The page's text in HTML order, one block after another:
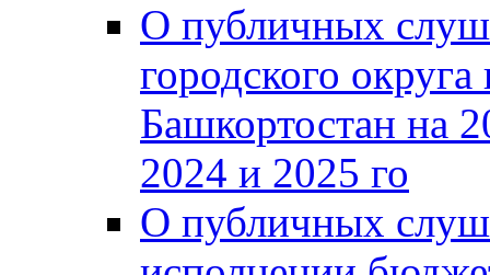
О публичных
городского
Башкортостан на
2024 и 2025 го
О публичных